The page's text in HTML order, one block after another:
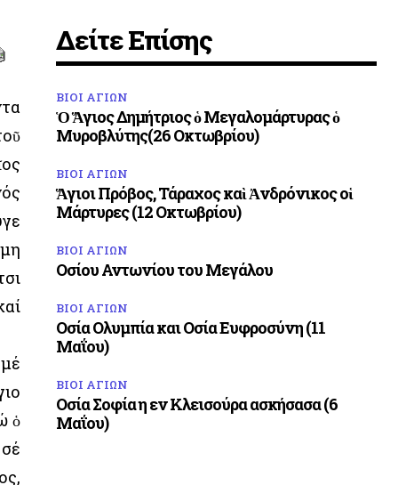
ὁ
Δείτε Επίσης
ΒΙΟΙ ΑΓΙΩΝ
Ὁ Ἅγιος Δημήτριος ὁ Μεγαλομάρτυρας ὁ
Μυροβλύτης(26 Οκτωβρίου)
ΒΙΟΙ ΑΓΙΩΝ
Ἅγιοι Πρόβος, Τάραχος καὶ Ἀνδρόνικος οἱ
Μάρτυρες (12 Οκτωβρίου)
ΒΙΟΙ ΑΓΙΩΝ
Οσίου Αντωνίου του Μεγάλου
ΒΙΟΙ ΑΓΙΩΝ
Οσία Ολυμπία και Οσία Ευφροσύνη (11
Μαΐου)
ΒΙΟΙ ΑΓΙΩΝ
Οσία Σοφία η εν Κλεισούρα ασκήσασα (6
Μαΐου)